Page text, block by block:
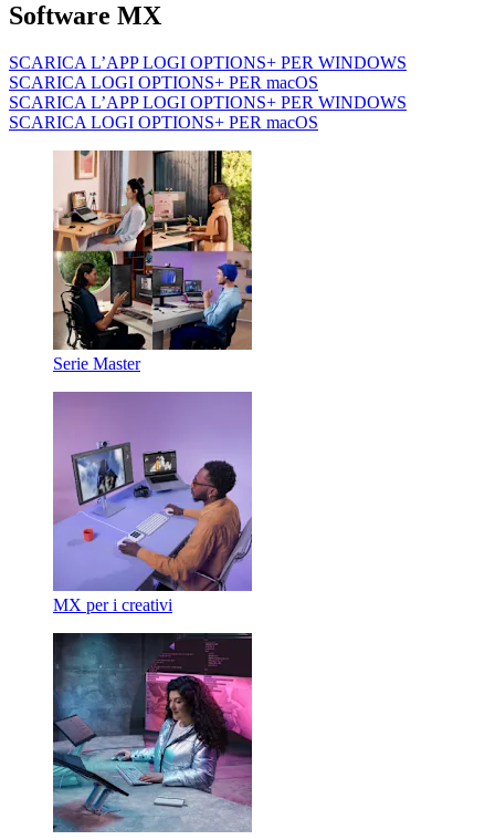
Software MX
SCARICA L’APP LOGI OPTIONS+ PER WINDOWS
SCARICA LOGI OPTIONS+ PER macOS
SCARICA L’APP LOGI OPTIONS+ PER WINDOWS
SCARICA LOGI OPTIONS+ PER macOS
Serie Master
MX per i creativi